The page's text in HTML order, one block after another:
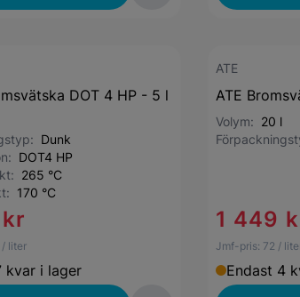
DOT 4 HP - 5 l
Dunk
DOT4 HP
265 °C
170 °C
/ liter
kvar i lager
ATE
ATE
Volym: 20 l
1 449
Jmf-pris: 72 /
Endast 4